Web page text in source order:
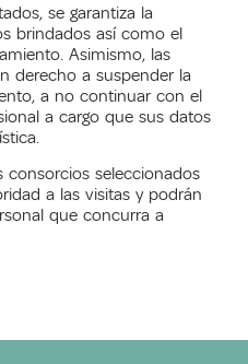
se garantiza la
brindados así como el
Asimismo, las
derecho a suspender la
a no continuar con el
a cargo que sus datos
consorcios seleccionados
a las visitas y podrán
que concurra a